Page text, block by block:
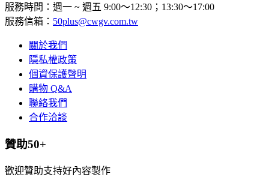
服務時間：週一 ~ 週五 9:00～12:30；13:30～17:00
服務信箱： 50plus@cwgv.com.tw
關於我們
隱私權政策
個資保護聲明
購物 Q&A
聯絡我們
合作洽談
贊助50+
歡迎贊助支持好內容製作